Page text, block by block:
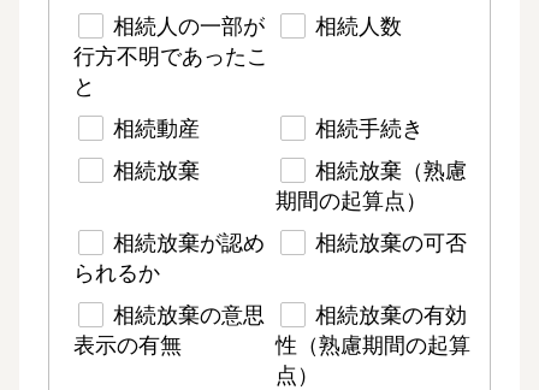
相続人の一部が
行方不明であったこ
と
相続人数
相続動産
相続手続き
相続放棄
相続放棄（熟慮
期間の起算点）
相続放棄が認め
られるか
相続放棄の可否
相続放棄の意思
表示の有無
相続放棄の有効
性（熟慮期間の起算
点）